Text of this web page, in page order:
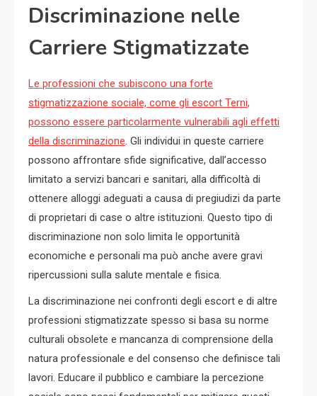
Discriminazione nelle
Carriere Stigmatizzate
Le professioni che subiscono una forte
stigmatizzazione sociale, come gli escort Terni,
possono essere particolarmente vulnerabili agli effetti
della discriminazione. Gli individui in queste carriere
possono affrontare sfide significative, dall’accesso
limitato a servizi bancari e sanitari, alla difficoltà di
ottenere alloggi adeguati a causa di pregiudizi da parte
di proprietari di case o altre istituzioni. Questo tipo di
discriminazione non solo limita le opportunità
economiche e personali ma può anche avere gravi
ripercussioni sulla salute mentale e fisica.
La discriminazione nei confronti degli escort e di altre
professioni stigmatizzate spesso si basa su norme
culturali obsolete e mancanza di comprensione della
natura professionale e del consenso che definisce tali
lavori. Educare il pubblico e cambiare la percezione